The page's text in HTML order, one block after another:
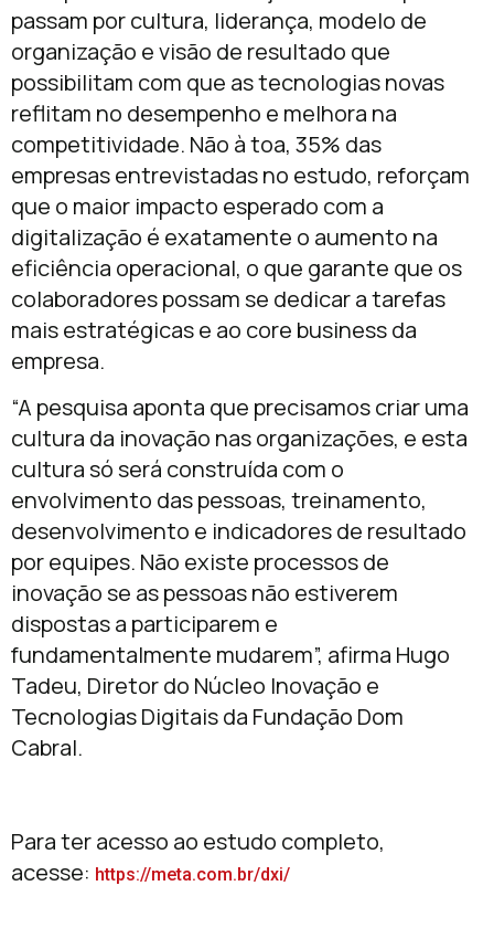
passam por cultura, liderança, modelo de
organização e visão de resultado que
possibilitam com que as tecnologias novas
reflitam no desempenho e melhora na
competitividade. Não à toa, 35% das
empresas entrevistadas no estudo, reforçam
que o maior impacto esperado com a
digitalização é exatamente o aumento na
eficiência operacional, o que garante que os
colaboradores possam se dedicar a tarefas
mais estratégicas e ao core business da
empresa.
“A pesquisa aponta que precisamos criar uma
cultura da inovação nas organizações, e esta
cultura só será construída com o
envolvimento das pessoas, treinamento,
desenvolvimento e indicadores de resultado
por equipes. Não existe processos de
inovação se as pessoas não estiverem
dispostas a participarem e
fundamentalmente mudarem”, afirma Hugo
Tadeu, Diretor do Núcleo Inovação e
Tecnologias Digitais da Fundação Dom
Cabral.
Para ter acesso ao estudo completo,
acesse: https://meta.com.br/dxi/